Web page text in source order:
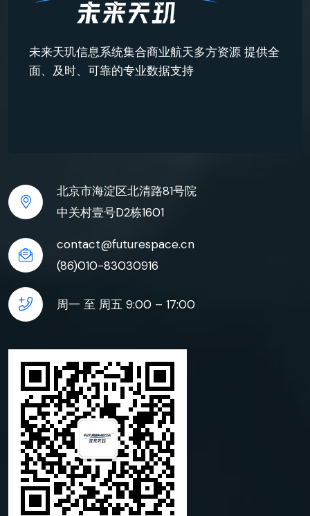
未来天玑信息系统集合商业航天多方资源 提供全
面、及时、可靠的专业数据支持
北京市海淀区北清路81号院
中关村壹号D2栋1601
contact@futurespace.cn
(86)010-83030916
周一 至 周五 9:00 – 17:00